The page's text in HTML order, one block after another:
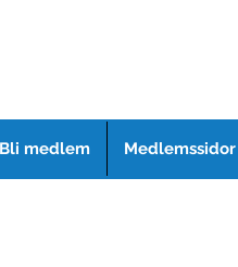
Bli medlem Medlemssidor